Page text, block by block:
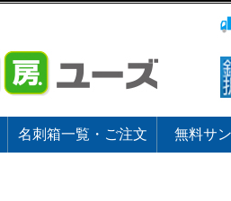
名刺箱一覧・ご注文 無料サ